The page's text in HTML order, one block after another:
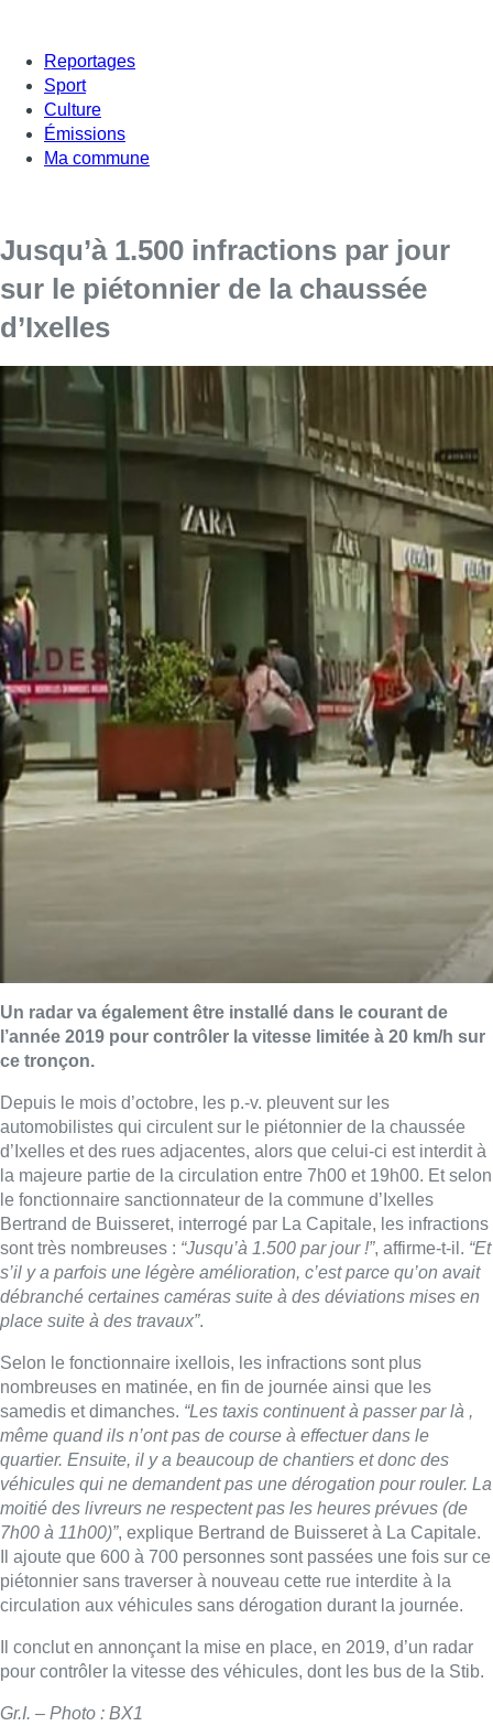
Reportages
Sport
Culture
Émissions
Ma commune
Jusqu’à 1.500 infractions par jour
sur le piétonnier de la chaussée
d’Ixelles
Un radar va également être installé dans le courant de
l’année 2019 pour contrôler la vitesse limitée à 20 km/h sur
ce tronçon.
Depuis le mois d’octobre, les p.-v. pleuvent sur les
automobilistes qui circulent sur le piétonnier de la chaussée
d’Ixelles et des rues adjacentes, alors que celui-ci est interdit à
la majeure partie de la circulation entre 7h00 et 19h00. Et selon
le fonctionnaire sanctionnateur de la commune d’Ixelles
Bertrand de Buisseret, interrogé par La Capitale, les infractions
sont très nombreuses : “Jusqu’à 1.500 par jour !”, affirme-t-il. “Et
s’il y a parfois une légère amélioration, c’est parce qu’on avait
débranché certaines caméras suite à des déviations mises en
place suite à des travaux”.
Selon le fonctionnaire ixellois, les infractions sont plus
nombreuses en matinée, en fin de journée ainsi que les
samedis et dimanches. “Les taxis continuent à passer par là ,
même quand ils n’ont pas de course à effectuer dans le
quartier. Ensuite, il y a beaucoup de chantiers et donc des
véhicules qui ne demandent pas une dérogation pour rouler. La
moitié des livreurs ne respectent pas les heures prévues (de
7h00 à 11h00)”, explique Bertrand de Buisseret à La Capitale.
Il ajoute que 600 à 700 personnes sont passées une fois sur ce
piétonnier sans traverser à nouveau cette rue interdite à la
circulation aux véhicules sans dérogation durant la journée.
Il conclut en annonçant la mise en place, en 2019, d’un radar
pour contrôler la vitesse des véhicules, dont les bus de la Stib.
Gr.I. – Photo : BX1